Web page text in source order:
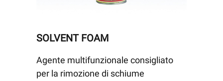
SOLVENT FOAM
Agente multifunzionale consigliato
per la rimozione di schiume